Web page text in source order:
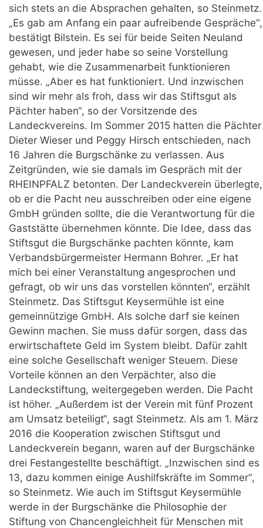
sich stets an die Absprachen gehalten, so Steinmetz.
„Es gab am Anfang ein paar aufreibende Gespräche“,
bestätigt Bilstein. Es sei für beide Seiten Neuland
gewesen, und jeder habe so seine Vorstellung
gehabt, wie die Zusammenarbeit funktionieren
müsse. „Aber es hat funktioniert. Und inzwischen
sind wir mehr als froh, dass wir das Stiftsgut als
Pächter haben“, so der Vorsitzende des
Landeckvereins. Im Sommer 2015 hatten die Pächter
Dieter Wieser und Peggy Hirsch entschieden, nach
16 Jahren die Burgschänke zu verlassen. Aus
Zeitgründen, wie sie damals im Gespräch mit der
RHEINPFALZ betonten. Der Landeckverein überlegte,
ob er die Pacht neu ausschreiben oder eine eigene
GmbH gründen sollte, die die Verantwortung für die
Gaststätte übernehmen könnte. Die Idee, dass das
Stiftsgut die Burgschänke pachten könnte, kam
Verbandsbürgermeister Hermann Bohrer. „Er hat
mich bei einer Veranstaltung angesprochen und
gefragt, ob wir uns das vorstellen könnten“, erzählt
Steinmetz. Das Stiftsgut Keysermühle ist eine
gemeinnützige GmbH. Als solche darf sie keinen
Gewinn machen. Sie muss dafür sorgen, dass das
erwirtschaftete Geld im System bleibt. Dafür zahlt
eine solche Gesellschaft weniger Steuern. Diese
Vorteile können an den Verpächter, also die
Landeckstiftung, weitergegeben werden. Die Pacht
ist höher. „Außerdem ist der Verein mit fünf Prozent
am Umsatz beteiligt“, sagt Steinmetz. Als am 1. März
2016 die Kooperation zwischen Stiftsgut und
Landeckverein begann, waren auf der Burgschänke
drei Festangestellte beschäftigt. „Inzwischen sind es
13, dazu kommen einige Aushilfskräfte im Sommer“,
so Steinmetz. Wie auch im Stiftsgut Keysermühle
werde in der Burgschänke die Philosophie der
Stiftung von Chancengleichheit für Menschen mit